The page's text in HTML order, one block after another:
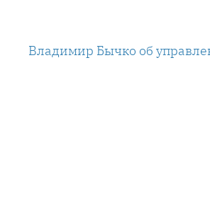
содержимому
Владимир Бычко об